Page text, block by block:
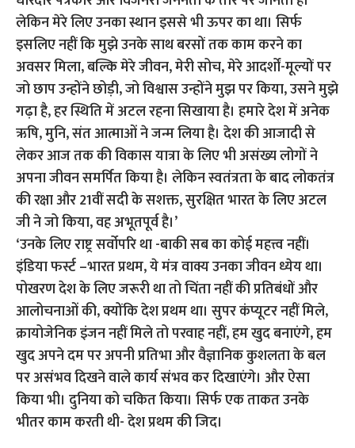
लेकिन मेरे लिए उनका स्थान इससे भी ऊपर का था। सिर्फ
इसलिए नहीं कि मुझे उनके साथ बरसों तक काम करने का
अवसर मिला, बल्कि मेरे जीवन, मेरी सोच, मेरे आदर्शों-मूल्यों पर
जो छाप उन्होंने छोड़ी, जो विश्वास उन्होंने मुझ पर किया, उसने मुझे
गढ़ा है, हर स्थिति में अटल रहना सिखाया है। हमारे देश में अनेक
ऋषि, मुनि, संत आत्माओं ने जन्म लिया है। देश की आजादी से
लेकर आज तक की विकास यात्रा के लिए भी असंख्य लोगों ने
अपना जीवन समर्पित किया है। लेकिन स्वतंत्रता के बाद लोकतंत्र
की रक्षा और 21वीं सदी के सशक्त, सुरक्षित भारत के लिए अटल
जी ने जो किया, वह अभूतपूर्व है।’
‘उनके लिए राष्ट्र सर्वोपरि था -बाकी सब का कोई महत्त्व नहीं।
इंडिया फर्स्ट –भारत प्रथम, ये मंत्र वाक्य उनका जीवन ध्येय था।
पोखरण देश के लिए जरूरी था तो चिंता नहीं की प्रतिबंधों और
आलोचनाओं की, क्योंकि देश प्रथम था। सुपर कंप्यूटर नहीं मिले,
क्रायोजेनिक इंजन नहीं मिले तो परवाह नहीं, हम खुद बनाएंगे, हम
खुद अपने दम पर अपनी प्रतिभा और वैज्ञानिक कुशलता के बल
पर असंभव दिखने वाले कार्य संभव कर दिखाएंगे। और ऐसा
किया भी। दुनिया को चकित किया। सिर्फ एक ताकत उनके
भीतर काम करती थी- देश प्रथम की जिद।